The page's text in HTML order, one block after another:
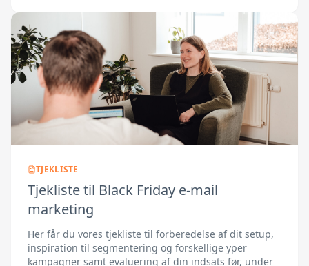
TJEKLISTE
Tjekliste til Black Friday e-mail
marketing
Her får du vores tjekliste til forberedelse af dit setup,
inspiration til segmentering og forskellige yper
kampagner samt evaluering af din indsats før, under